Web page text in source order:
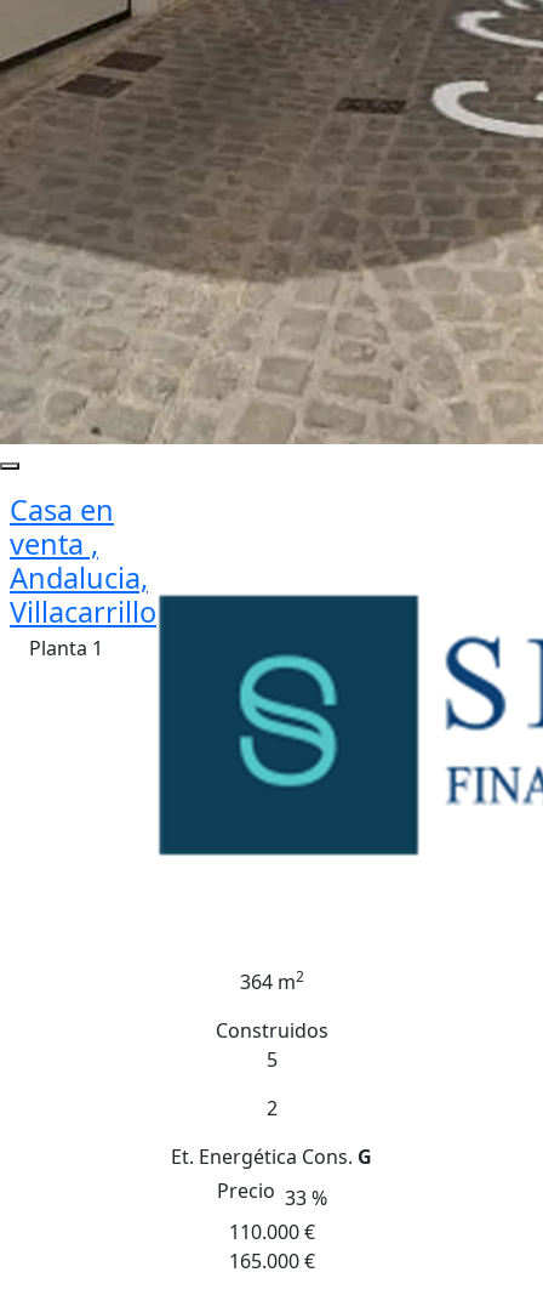
Casa en
venta ,
Andalucia,
Villacarrillo
Planta 1
364 m2
Construidos
5
2
Et. Energética Cons. G
Precio 33 %
110.000 €
165.000 €